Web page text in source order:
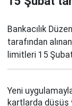
Bankacılık
tarafından
limitleri 15
Yeni
kartlarda düşüş